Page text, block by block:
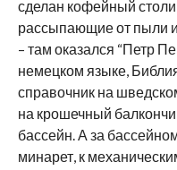
сделан кофейный
рассыпающие от пыли
– там оказался “Петр
немецком языке,
справочник на
на крошечный
бассейн. А за
минарет, к